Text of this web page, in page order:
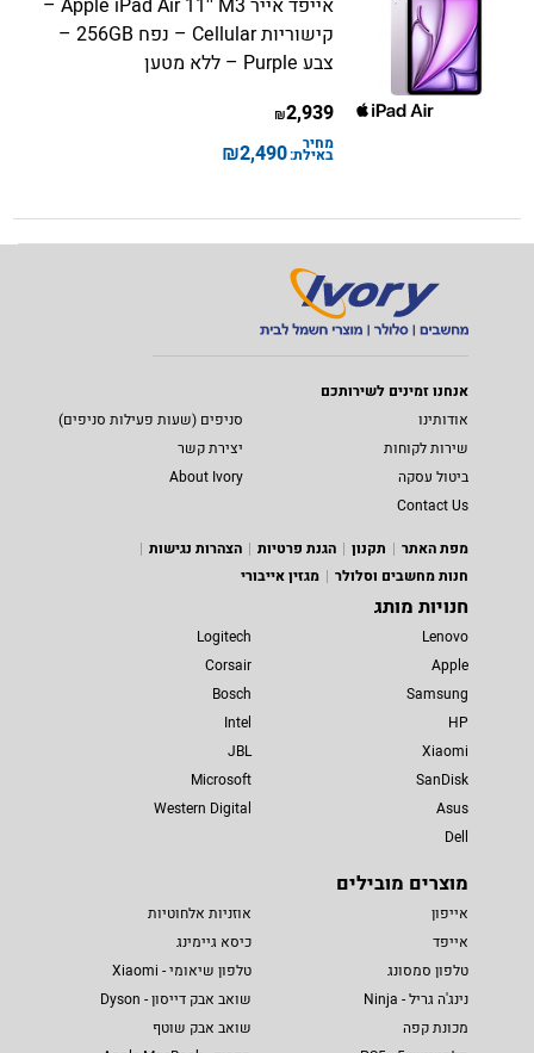
קישוריות Cellular – נפח 256GB –
צבע Purple – ללא מטען
2,939
₪
מחיר
באילת:2,490
₪
אנחנו זמינים לשירותכם
אודותינו
סניפים (שעות פעילות סניפים)
שירות לקוחות
יצירת קשר
ביטול עסקה
About Ivory
Contact Us
מפת האתר
תקנון הגנת פרטיות
הצהרות נגישות
חנות מחשבים וסלולר
מגזין אייבורי
חנויות מותג
Lenovo
Apple
Samsung
HP
Xiaomi
SanDisk
Asus
Dell
Logitech
Corsair
Bosch
Intel
JBL
Microsoft
Western Digital
מוצרים מובילים
אייפון
אייפד
טלפון סמסונג
נינג'ה גריל - Ninja
מכונת קפה
אוזניות אלחוטיות
כיסא גיימינג
טלפון שיאומי - Xiaomi
שואב אבק דייסון - Dyson
שואב אבק שוטף